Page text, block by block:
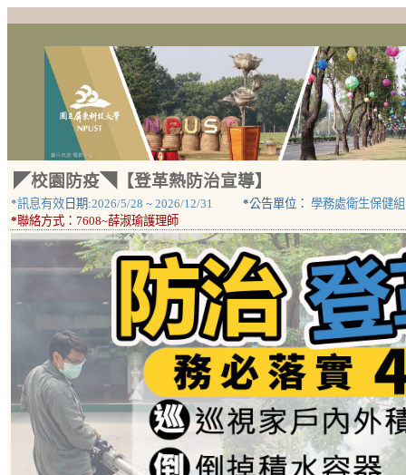
◤校園防疫◥【登革熱防治宣導】
*訊息有效 日期:2026/5/28 ~ 2026/12/31 *公告單位： 學務處衛生保健組
*聯絡方式： 7608~薛淑瑜護理師